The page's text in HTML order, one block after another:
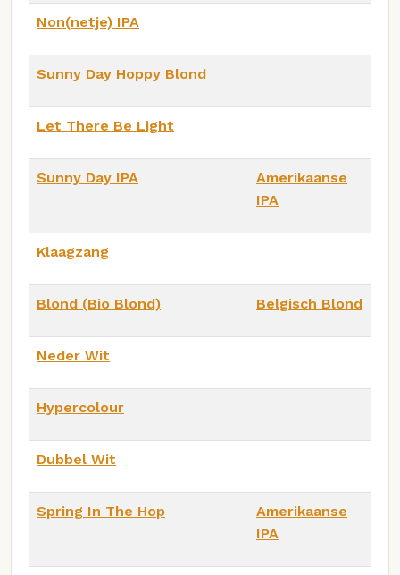
Non(netje) IPA
Sunny Day Hoppy Blond
Let There Be Light
Sunny Day IPA
Amerikaanse
IPA
Klaagzang
Blond (Bio Blond) Belgisch Blond
Neder Wit
Hypercolour
Dubbel Wit
Spring In The Hop
Amerikaanse
IPA